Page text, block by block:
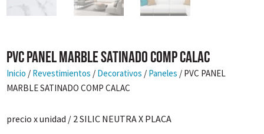
PVC PANEL MARBLE SATINADO COMP CALAC
Inicio / Revestimientos / Decorativos / Paneles / PVC PANEL
MARBLE SATINADO COMP CALAC
precio x unidad / 2 SILIC NEUTRA X PLACA